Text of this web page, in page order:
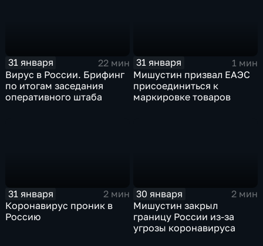
31 января
22 мин
Вирус в России. Брифинг
по итогам заседания
оперативного штаба
31 января
1 мин
Мишустин призвал ЕАЭС
присоединиться к
маркировке товаров
31 января
2 мин
Коронавирус проник в
Россию
30 января
2 мин
Мишустин закрыл
границу России из-за
угрозы коронавируса